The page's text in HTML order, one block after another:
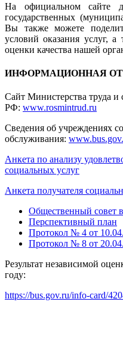
На официальном сайте
государственных
Вы также можете
условий оказания услуг, а
оценки качества нашей
ИНФОРМАЦИОННАЯ
Сайт Министерства труда
РФ: www.rosmintrud.ru
Сведения об учреждениях
обслуживания:
Анкета по анализу
социальных услуг
Анкета получателя
Общественный совет
Перспективный план
Протокол № 4 от
Протокол № 8 от
Результат независимой
году:
https://bus.gov.ru/info-card/